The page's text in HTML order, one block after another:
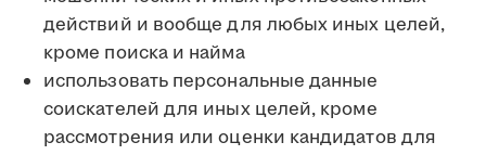
действий и вообще для любых иных целей,
кроме поиска и найма
использовать персональные данные
соискателей для иных целей, кроме
рассмотрения или оценки кандидатов для